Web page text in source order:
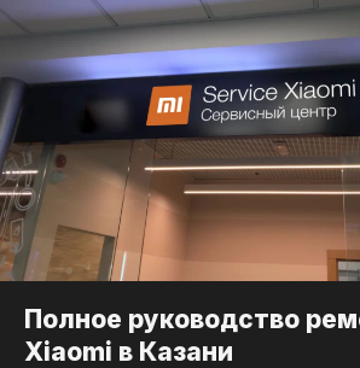
Полное руководство
Xiaomi в Казани